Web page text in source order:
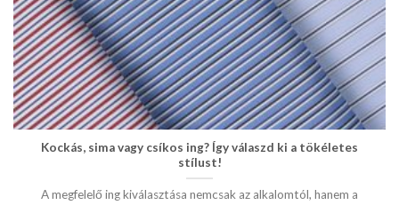
Kockás, sima vagy csíkos ing? Így válaszd ki a tökéletes
stílust!
A megfelelő ing kiválasztása nemcsak az alkalomtól, hanem a